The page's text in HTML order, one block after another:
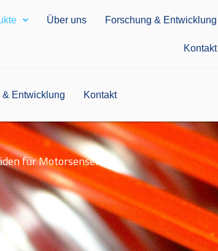
Über uns Forschung & Entwicklung
Kontakt
& Entwicklung Kontakt
für Motorsensen